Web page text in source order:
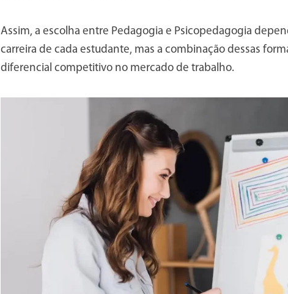
Assim, a escolha entre Pedagogia e Psicopedagogia
carreira de cada estudante, mas a combinação dessas
diferencial competitivo no mercado de trabalho.